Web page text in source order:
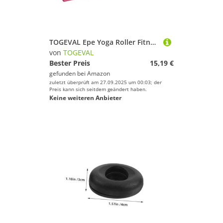
TOGEVAL Epe Yoga Roller Fitness Massage Hoher Elastizität für Balance und Dehnung Damen Rosa Langlebig und Schmerzlindernd Trainingszubehör
von TOGEVAL
Bester Preis
15,19 €
gefunden bei Amazon
zuletzt überprüft am 27.09.2025 um 00:03; der
Preis kann sich seitdem geändert haben.
Keine weiteren Anbieter